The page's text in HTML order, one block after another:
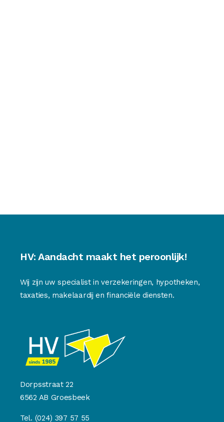
HV: Aandacht maakt het peroonlijk!
Wij zijn uw specialist in verzekeringen, hypotheken,
taxaties, makelaardij en financiële diensten.
Dorpsstraat 22
6562 AB Groesbeek
Tel. (024) 397 57 55